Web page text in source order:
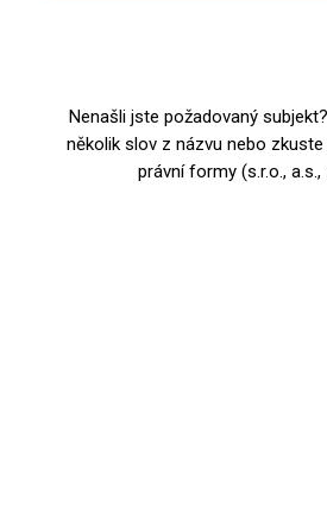
Nenašli jste požadovaný
několik slov z názvu nebo
právní formy (s.r.o., a.s.,